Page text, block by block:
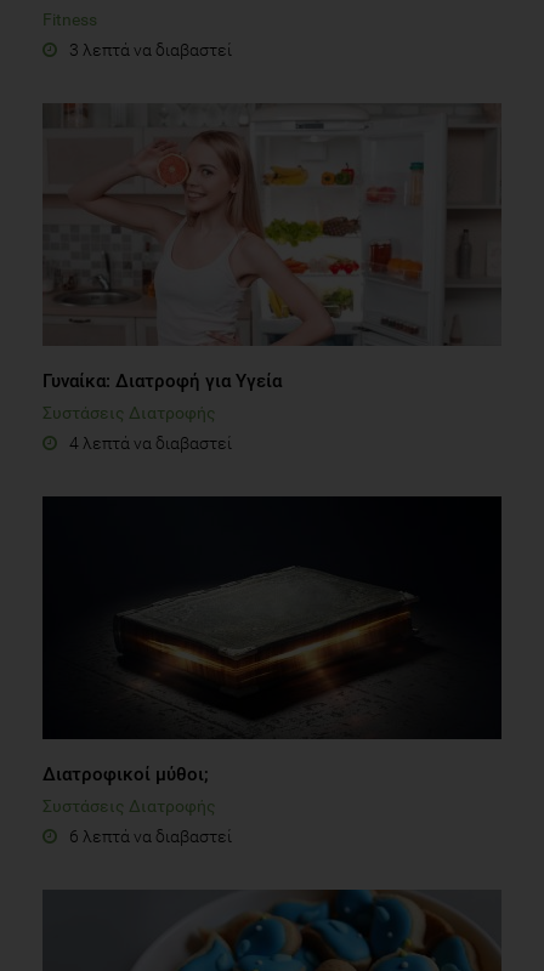
Fitness
3 λεπτά να διαβαστεί
Γυναίκα: Διατροφή για Υγεία
Συστάσεις Διατροφής
4 λεπτά να διαβαστεί
Διατροφικοί μύθοι;
Συστάσεις Διατροφής
6 λεπτά να διαβαστεί